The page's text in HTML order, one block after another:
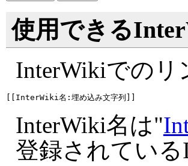
使用できる
InterWikiでの
InterWiki名は"
登録されてい